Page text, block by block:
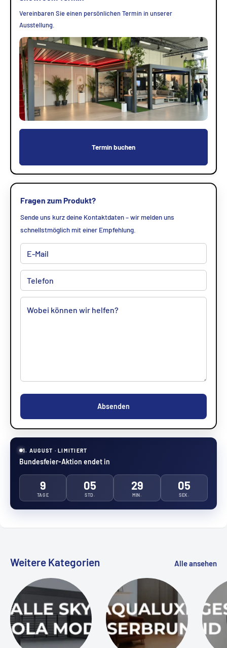
Vereinbaren Sie einen persönlichen Termin in unserer
Ausstellung.
Termin buchen
Fragen zum Produkt?
Sende uns kurz deine Kontaktdaten – wir melden uns
schnellstmöglich mit einer Empfehlung.
Absenden
1. AUGUST · LIMITIERT
Bundesfeier-Aktion endet in
9
TAGE
05
STD.
29
MIN.
04
SEK.
Weitere Kategorien Alle ansehen